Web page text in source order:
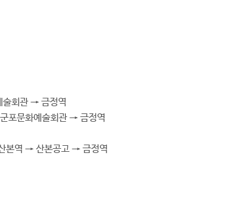
회관 → 금정역
포문화예술회관 → 금정역
본역 → 산본공고 → 금정역